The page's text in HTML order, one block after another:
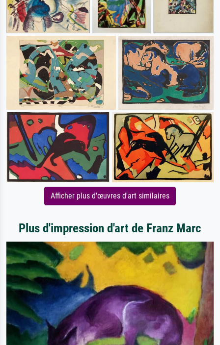
Afficher plus d'œuvres d'art similaires
Plus d'impression d'art de Franz Marc